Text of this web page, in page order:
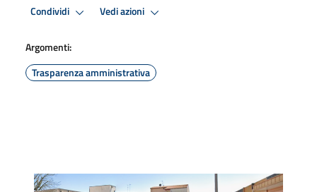
Condividi Vedi azioni
Argomenti:
Trasparenza amministrativa